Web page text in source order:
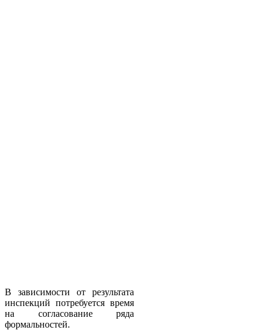
В зависимости от результата
инспекций потребуется время
на согласование ряда
формальностей.